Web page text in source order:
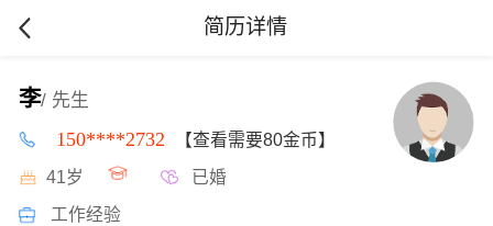
简历详情
李/ 先生
150****2732 【查看需要80金币】
41岁 已婚
工作经验